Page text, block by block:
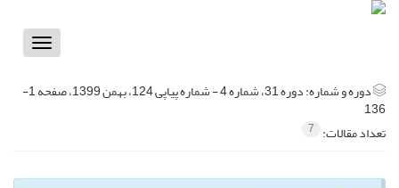
Toggle
دوره و شماره:
دوره 31، شماره 4 - شماره پیاپی 124، بهمن 1399، صفحه 1-
136
تعداد مقالات: 7